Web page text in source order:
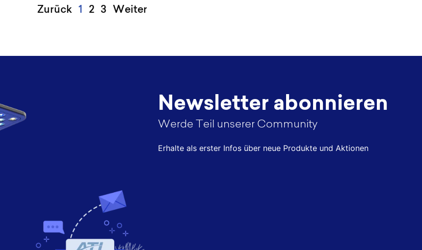
Zurück 1 2 3 Weiter
Newsletter abonnieren
Werde Teil unserer Community
Erhalte als erster Infos über neue Produkte und Aktionen